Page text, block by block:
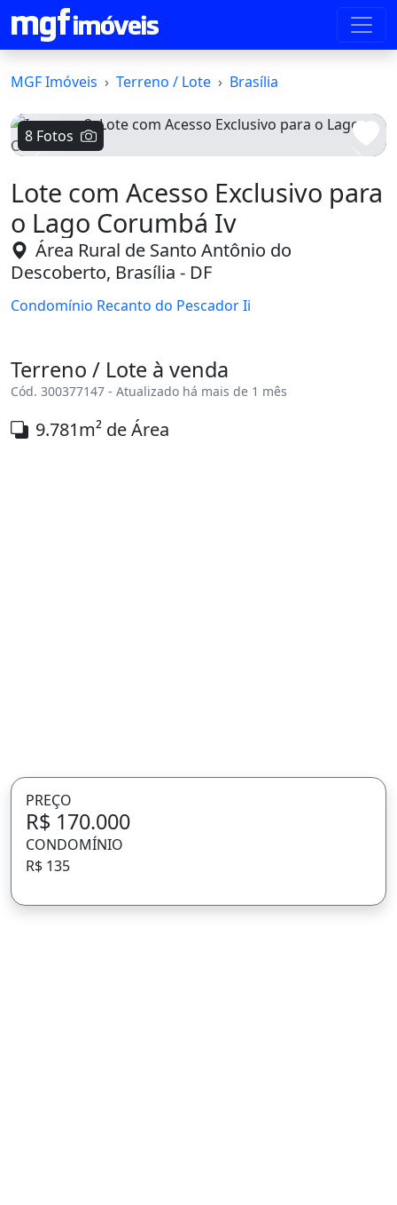
MGF Imóveis Terreno / Lote Brasília
8 Fotos
Lote com Acesso Exclusivo para
o Lago Corumbá Iv
Área Rural de Santo Antônio do
Descoberto, Brasília - DF
Condomínio Recanto do Pescador Ii
Terreno / Lote à venda
Cód. 300377147 - Atualizado há mais de 1 mês
9.781m² de Área
PREÇO
R$ 170.000
CONDOMÍNIO
R$ 135